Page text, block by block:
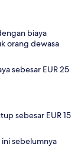
biaya
orang dewasa
sebesar EUR 25
sebesar EUR 15
sebelumnya